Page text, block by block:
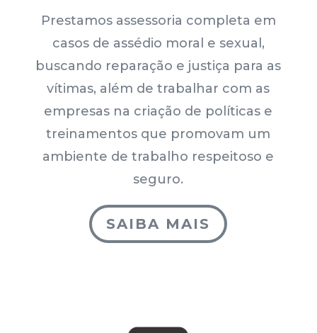
Prestamos assessoria completa em
casos de assédio moral e sexual,
buscando reparação e justiça para as
vítimas, além de trabalhar com as
empresas na criação de políticas e
treinamentos que promovam um
ambiente de trabalho respeitoso e
seguro.
SAIBA MAIS